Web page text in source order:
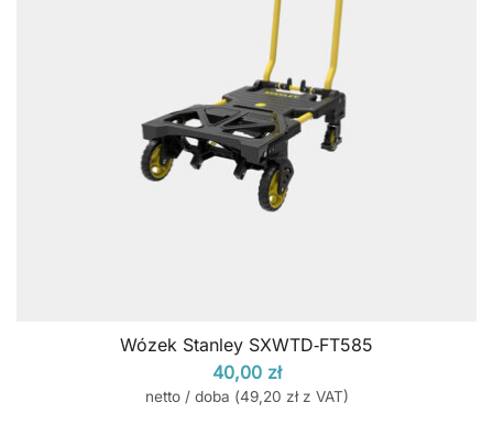
Wózek Stanley SXWTD‑FT585
40,00 zł
netto / doba (49,20 złz VAT)